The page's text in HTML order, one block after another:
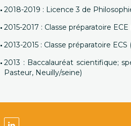
2018-2019 : Licence 3 de
2015-2017 : Classe préparatoire
2013-2015 : Classe préparatoire
2013 : Baccalauréat scientifique;
Pasteur, Neuilly/seine)